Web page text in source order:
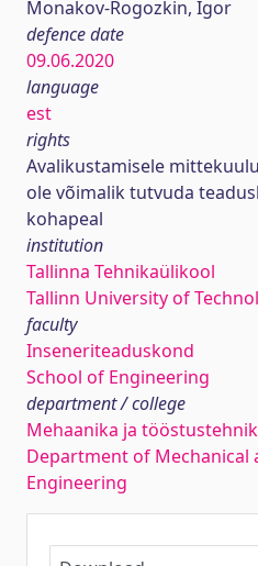
Monakov-Rogozkin, Igor
defence date
09.06.2020
language
est
rights
Avalikustamisele
ole võimalik tutvuda
kohapeal
institution
Tallinna Tehnikaülikool
Tallinn University of
faculty
Inseneriteaduskond
School of Engineering
department / college
Mehaanika ja
Department of Mechanical
Engineering